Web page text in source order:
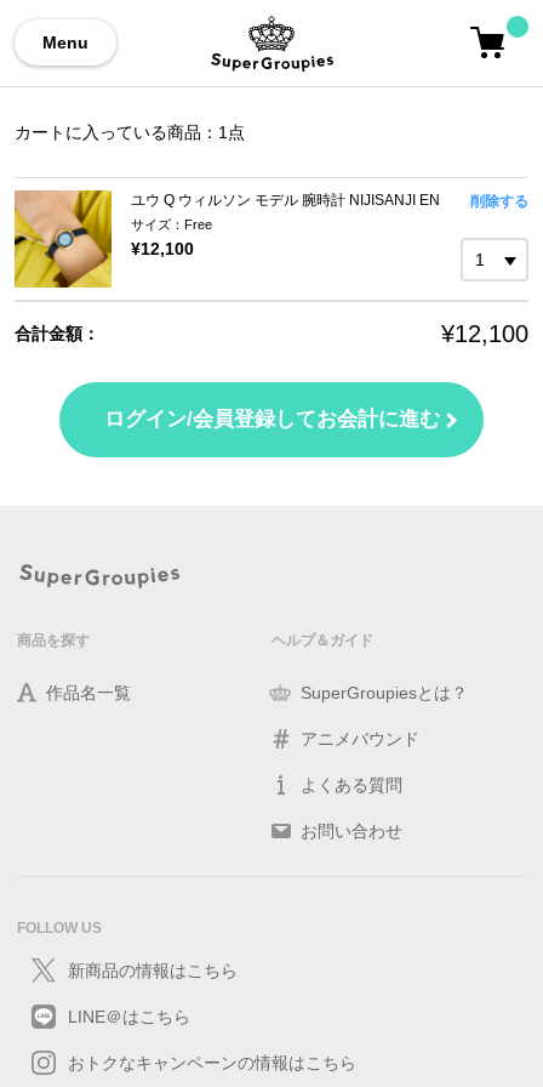
Menu
カートに入っている商品： 1 点
ユウ Q ウィルソン モデル 腕時計 NIJISANJI EN
サイズ：Free
¥12,100
削除する
合計金額： ¥12,100
ログイン/会員登録してお会計に進む
商品を探す
作品名一覧
ヘルプ＆ガイド
SuperGroupiesとは？
アニメバウンド
よくある質問
お問い合わせ
FOLLOW US
新商品の情報はこちら
LINE＠はこちら
おトクなキャンペーンの情報はこちら